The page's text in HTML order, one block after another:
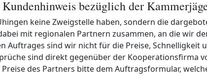
bezüglich der
keine Zweigstelle haben, sondern die
mit regionalen Partnern zusammen, an die wir
Auftrages sind wir nicht für die Preise, Schnelligkeit
sind direkt gegenüber der Kooperationsfirma
des Partners bitte dem Auftragsformular,